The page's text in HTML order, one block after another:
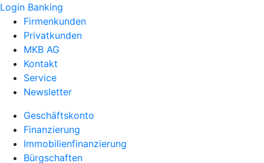
Login Banking
Firmenkunden
Privatkunden
MKB AG
Kontakt
Service
Newsletter
Geschäftskonto
Finanzierung
Immobilienfinanzierung
Bürgschaften